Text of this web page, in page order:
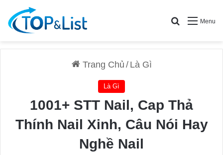
Menu
Search for
Trang Chủ / Là Gì
Là Gì
1001+ STT Nail, Cap Thả
Thính Nail Xinh, Câu Nói Hay
Nghề Nail